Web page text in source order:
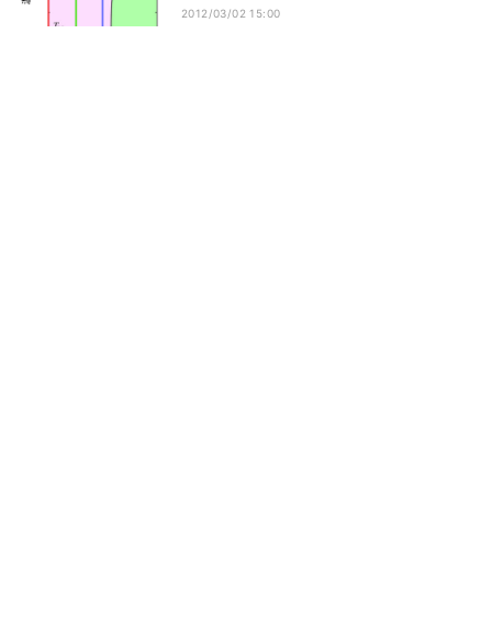
2012/03/02 15:00